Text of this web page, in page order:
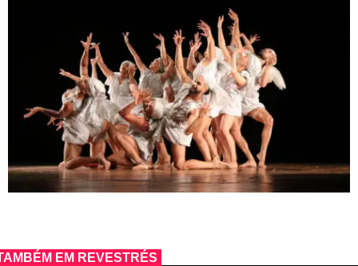
EM REVESTRÉS